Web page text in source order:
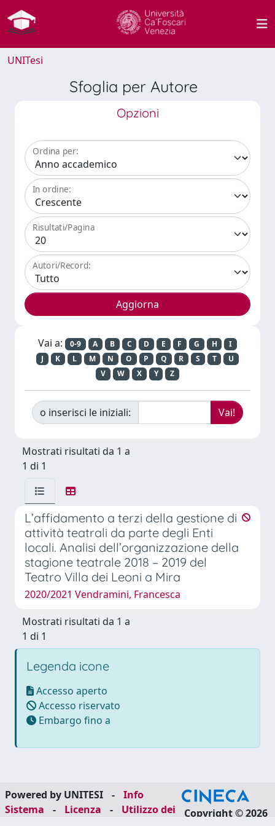
UNITesi
Sfoglia per Autore
Opzioni
Ordina per:
In ordine:
Risultati/Pagina
Autori/Record:
Vai a: 0-9 A B C D E F G H
I
J
K L M N O P Q R S T
U
V
W X Y Z
o inserisci le iniziali:
Mostrati risultati da 1 a
1 di 1
L’affidamento a terzi della gestione di
attività teatrali da parte degli Enti
locali. Analisi dell’organizzazione della
stagione teatrale 2018 – 2019 del
Teatro Villa dei Leoni a Mira
2020/2021 Vendramini, Francesca
Mostrati risultati da 1 a
1 di 1
Legenda icone
Accesso aperto
Accesso riservato
Embargo fino a
Powered by UNITESI -
Info
Sistema
- Licenza -
Utilizzo dei
Copyright © 2026